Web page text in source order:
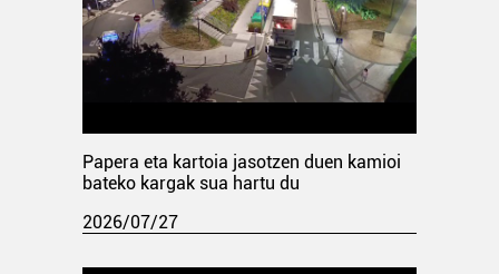
Papera eta kartoia jasotzen duen kamioi
bateko kargak sua hartu du
2026/07/27